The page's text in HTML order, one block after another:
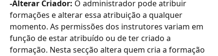
-Alterar Criador: O administrador pode atribuir
formações e alterar essa atribuição a qualquer
momento. As permissões dos instrutores variam em
função de estar atribuído ou de ter criado a
formação. Nesta secção altera quem cria a formação